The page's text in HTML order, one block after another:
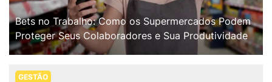
Bets no Trabalho: Como os Supermercados Podem
Proteger Seus Colaboradores e Sua Produtividade
GESTÃO